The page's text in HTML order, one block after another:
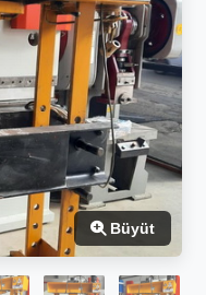
66
Büyüt